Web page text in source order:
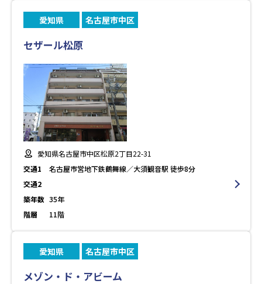
愛知県 名古屋市中区
セザール松原
愛知県名古屋市中区松原2丁目22-31
交通1
名古屋市営地下鉄鶴舞線／大須観音駅 徒歩8分
交通2
築年数 35年
階層
11階
愛知県 名古屋市中区
メゾン・ド・アビーム